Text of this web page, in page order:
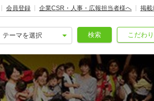
会員登録 企業CSR・人事・広報担当者様へ 掲載
こだわ
検索